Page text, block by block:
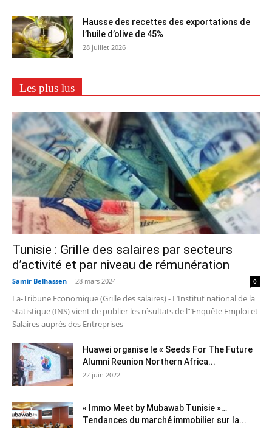
Hausse des recettes des exportations de
l’huile d’olive de 45%
28 juillet 2026
Les plus lus
Tunisie : Grille des salaires par secteurs
d’activité et par niveau de rémunération
Samir Belhassen - 28 mars 2024 0
La-Tribune Economique (Grille des salaires) - L’Institut national de la
statistique (INS) vient de publier les résultats de l’"Enquête Emploi et
Salaires auprès des Entreprises
Huawei organise le « Seeds For The Future
Alumni Reunion Northern Africa...
22 juin 2022
« Immo Meet by Mubawab Tunisie »…
Tendances du marché immobilier sur la...